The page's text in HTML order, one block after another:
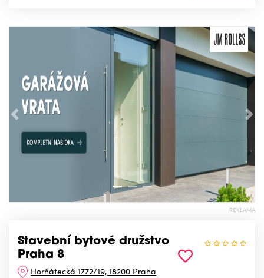
Předchozí
REKLAMA
Stavební bytové družstvo
Praha 8
Horňátecká 1772/19, 18200 Praha